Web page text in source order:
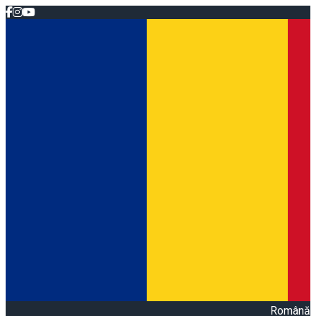
Română